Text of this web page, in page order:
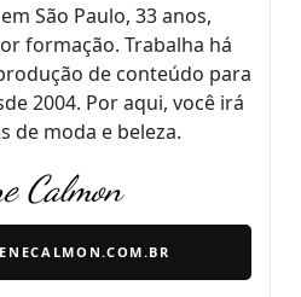
São Paulo, 33 anos,
formação. Trabalha há
de conteúdo para
2004. Por aqui, você irá
de moda e beleza.
Calmon